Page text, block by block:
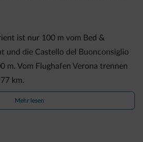
ist nur 100 m vom Bed &
und die Castello del Buonconsiglio
m. Vom Flughafen Verona trennen
km.
Mehr lesen